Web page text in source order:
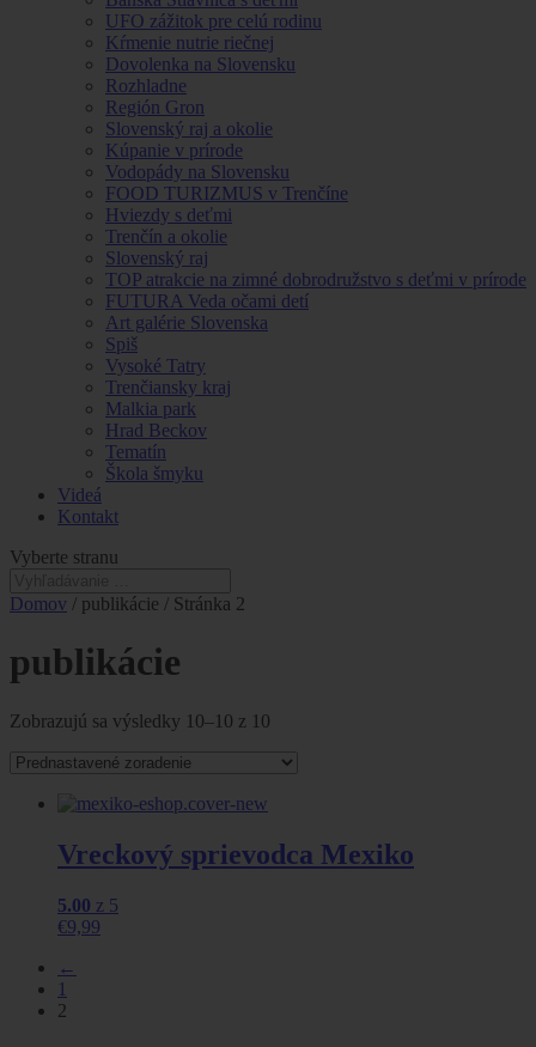
UFO zážitok pre celú rodinu
Kŕmenie nutrie riečnej
Dovolenka na Slovensku
Rozhladne
Región Gron
Slovenský raj a okolie
Kúpanie v prírode
Vodopády na Slovensku
FOOD TURIZMUS v Trenčíne
Hviezdy s deťmi
Trenčín a okolie
Slovenský raj
TOP atrakcie na zimné dobrodružstvo s deťmi v prírode
FUTURA Veda očami detí
Art galérie Slovenska
Spiš
Vysoké Tatry
Trenčiansky kraj
Malkia park
Hrad Beckov
Tematín
Škola šmyku
Videá
Kontakt
Vyberte stranu
Domov / publikácie / Stránka 2
publikácie
Zobrazujú sa výsledky 10–10 z 10
Vreckový sprievodca Mexiko
5.00 z 5
€9,99
←
1
2